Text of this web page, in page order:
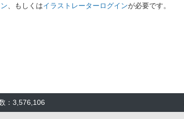
、もしくはイラストレーターログインが必要です。
：3,576,106